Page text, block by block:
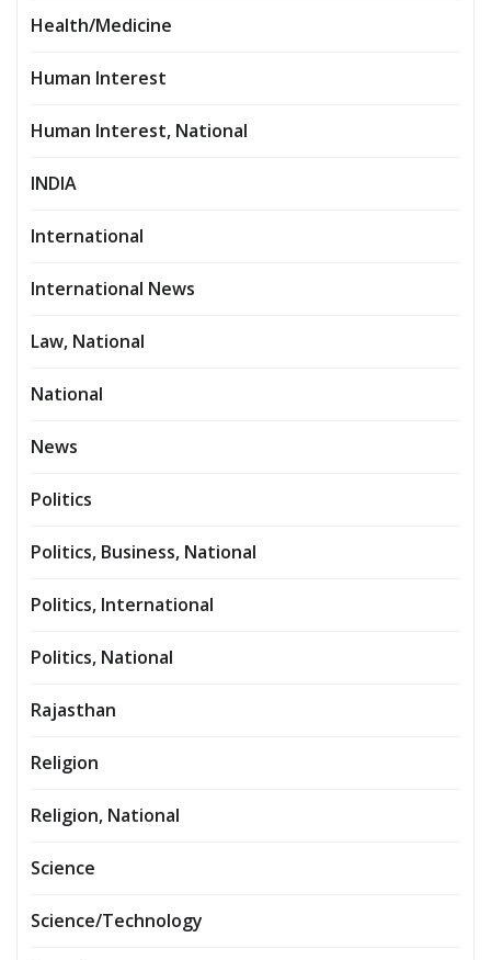
Health/Medicine
Human Interest
Human Interest, National
INDIA
International
International News
Law, National
National
News
Politics
Politics, Business, National
Politics, International
Politics, National
Rajasthan
Religion
Religion, National
Science
Science/Technology